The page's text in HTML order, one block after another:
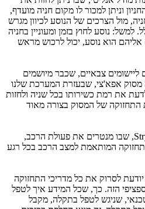
וניתן למכור לו מקום חניה מועדף,
מול הצרכים של הנוסע לכיוון מגרש
למשל: נוסע לחוץ בזמן ומעוניין בחניה
אליהם הוא נוסע, יכול לרכוש מראש
ליישומים צבאיים, שכבר מיושמים
אפא'צי, שבעזרת המערכת שלנו
את רמת כשירותו בכל שניה ולחזות
התחזוקה של המסוק בצורה מאוד
, שבו מנטרים את פעולת הרכב,
תחזוקה המותאמת למצב הרכב בכל רגע
לסרוק את כל מדריכי התחזוקה
הזה. כך, שכל המידע איך לטפל
שניגש לטפל בתקלה, מקבל